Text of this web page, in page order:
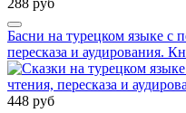
288 руб
Басни на турецком языке с
пересказа и аудирования.
448 руб